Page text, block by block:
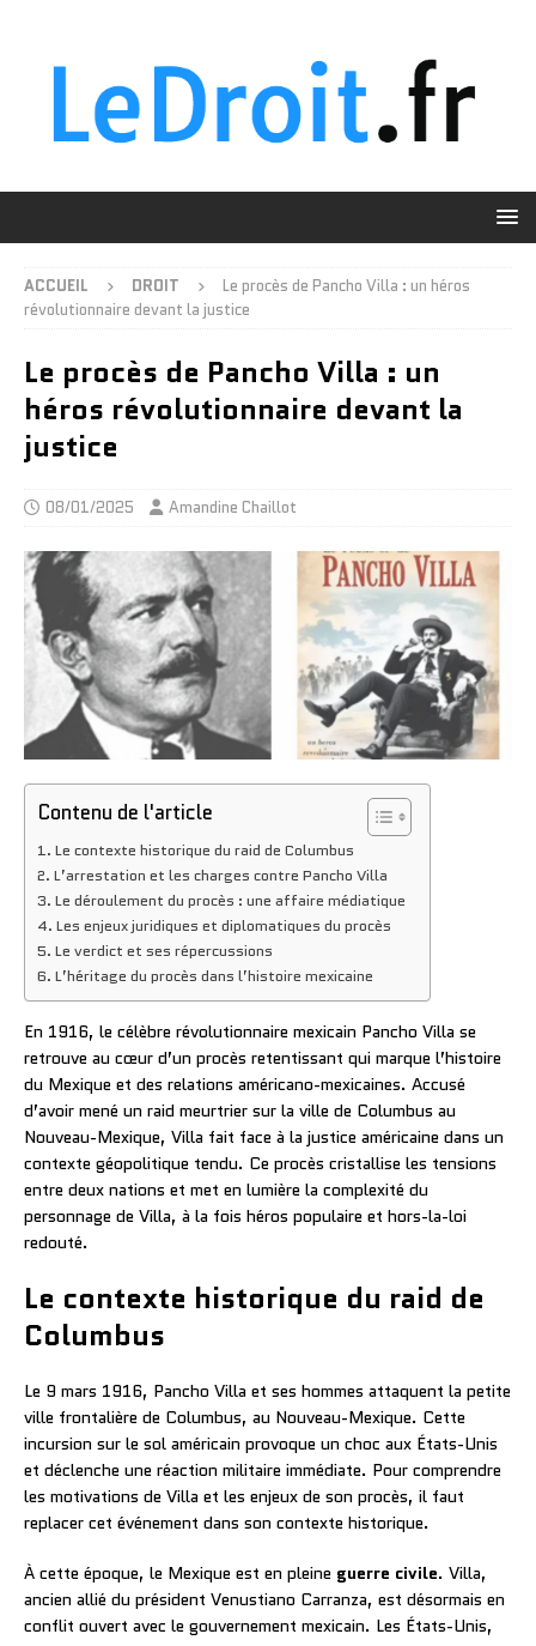
ACCUEIL DROIT
Le procès de Pancho Villa : un héros
révolutionnaire devant la justice
Le procès de Pancho Villa : un
héros révolutionnaire devant la
justice
08/01/2025 Amandine Chaillot
Contenu de l'article
Le contexte historique du raid de Columbus
L’arrestation et les charges contre Pancho Villa
Le déroulement du procès : une affaire médiatique
Les enjeux juridiques et diplomatiques du procès
Le verdict et ses répercussions
L’héritage du procès dans l’histoire mexicaine
En 1916, le célèbre révolutionnaire mexicain Pancho Villa se
retrouve au cœur d’un procès retentissant qui marque l’histoire
du Mexique et des relations américano-mexicaines. Accusé
d’avoir mené un raid meurtrier sur la ville de Columbus au
Nouveau-Mexique, Villa fait face à la justice américaine dans un
contexte géopolitique tendu. Ce procès cristallise les tensions
entre deux nations et met en lumière la complexité du
personnage de Villa, à la fois héros populaire et hors-la-loi
redouté.
Le contexte historique du raid de
Columbus
Le 9 mars 1916, Pancho Villa et ses hommes attaquent la petite
ville frontalière de Columbus, au Nouveau-Mexique. Cette
incursion sur le sol américain provoque un choc aux États-Unis
et déclenche une réaction militaire immédiate. Pour comprendre
les motivations de Villa et les enjeux de son procès, il faut
replacer cet événement dans son contexte historique.
À cette époque, le Mexique est en pleine guerre civile. Villa,
ancien allié du président Venustiano Carranza, est désormais en
conflit ouvert avec le gouvernement mexicain. Les États-Unis,